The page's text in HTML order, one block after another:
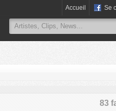
Accueil Se
83